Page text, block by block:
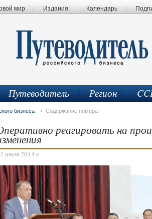
мир Издания Календарь
Путеводитель Регион
бизнеса Содержание номера
реагировать на
июля 2013 г